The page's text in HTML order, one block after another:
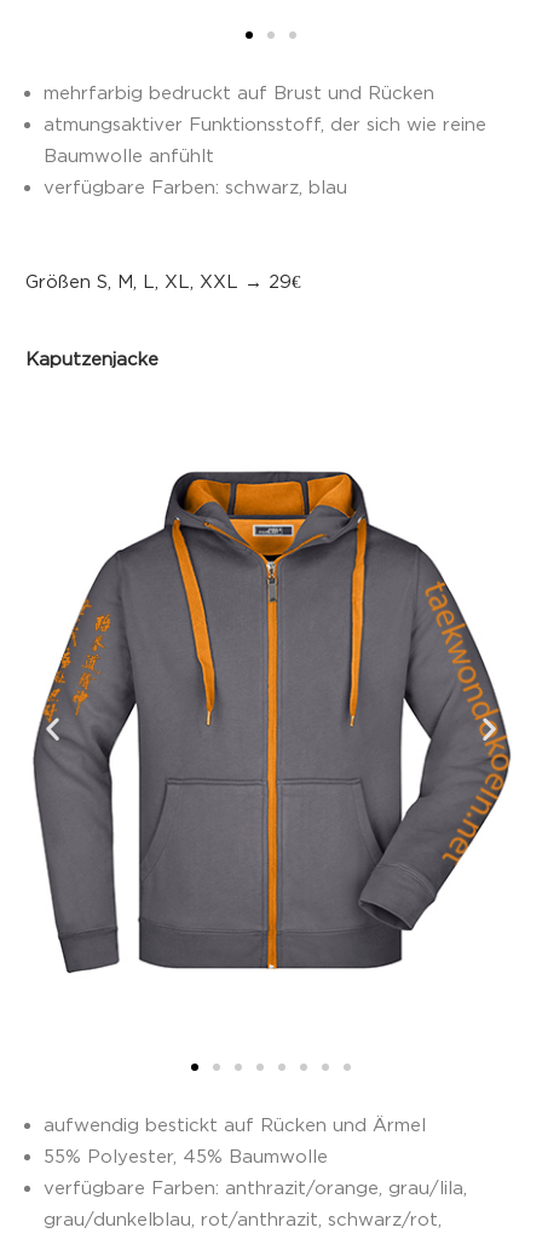
mehrfarbig bedruckt auf Brust und Rücken
atmungsaktiver Funktionsstoff, der sich wie reine
Baumwolle anfühlt
verfügbare Farben: schwarz, blau
Größen S, M, L, XL, XXL → 29€
Kaputzenjacke
aufwendig bestickt auf Rücken und Ärmel
55% Polyester, 45% Baumwolle
verfügbare Farben: anthrazit/orange, grau/lila,
grau/dunkelblau, rot/anthrazit, schwarz/rot,